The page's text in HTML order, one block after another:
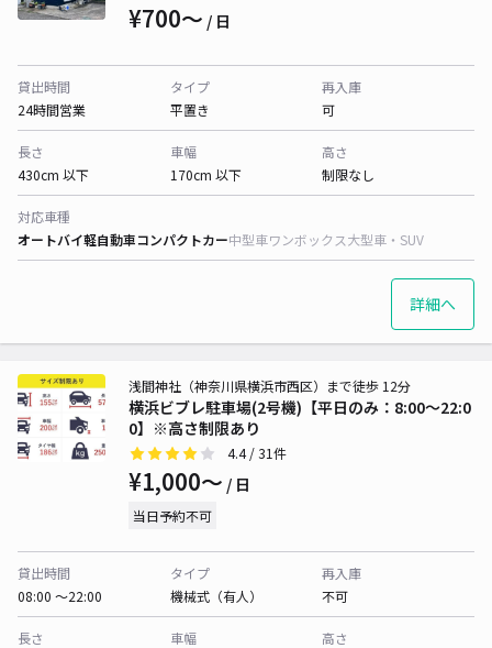
¥700〜 / 日
貸出時間
24時間営業
タイプ
平置き
再入庫
可
長さ
430cm 以下
車幅
170cm 以下
高さ
制限なし
対応車種
オートバイ軽自動車コンパクトカー中型車ワンボックス大型車・SUV
詳細へ
横浜ビブレ駐車場(2号機)【平日のみ：8:00～22:0
0】※高さ制限あり
浅間神社（神奈川県横浜市西区）まで徒歩 12分
4.4/ 31件
¥1,000〜 / 日
当日予約不可
貸出時間
08:00 〜22:00
タイプ
機械式（有人）
再入庫
不可
長さ
車幅
高さ